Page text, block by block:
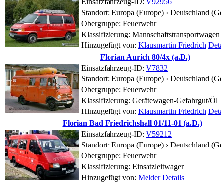
Standort: Europa (Europe) › Deutschland
Obergruppe: Feuerwehr
Klassifizierung: Mannschaftstransportwagen
Hinzugefügt von: Klausmartin Friedrich
Florian Aurich 80/4x (a.D.)
Einsatzfahrzeug-ID: V7832
Standort: Europa (Europe) › Deutschland
Obergruppe: Feuerwehr
Klassifizierung: Gerätewagen-Gefahrgut/Öl
Hinzugefügt von: Klausmartin Friedrich
Florian Bad Friedrichshall 01/11-01 (a.D.)
Einsatzfahrzeug-ID: V59212
Standort: Europa (Europe) › Deutschland
Obergruppe: Feuerwehr
Klassifizierung: Einsatzleitwagen
Hinzugefügt von: Melder Details